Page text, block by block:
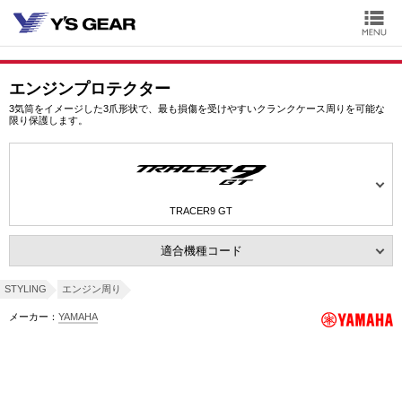
エンジンプロテクター
3気筒をイメージした3爪形状で、最も損傷を受けやすいクランクケース周りを可能な
限り保護します。
TRACER9 GT
適合機種コード
STYLING エンジン周り
メーカー： YAMAHA